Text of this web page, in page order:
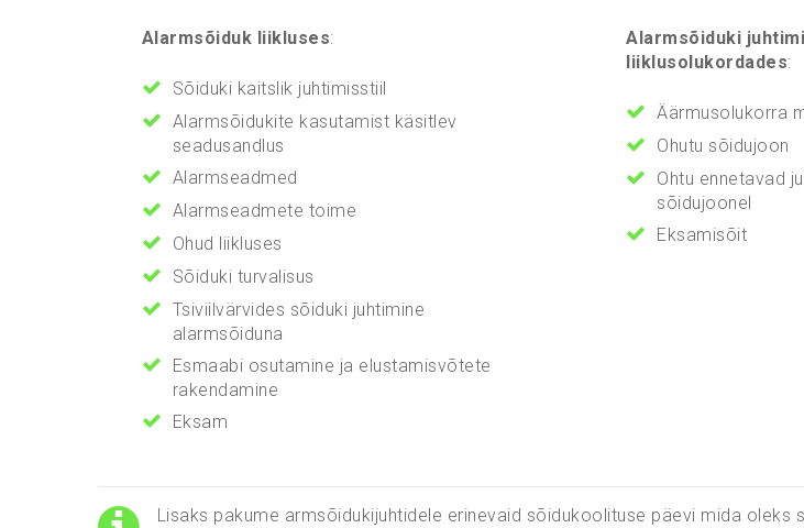
Alarmsõiduk liikluses:
Sõiduki kaitslik juhtimisstiil
Alarmsõidukite kasutamist käsitlev
seadusandlus
Alarmseadmed
Alarmseadmete toime
Ohud liikluses
Sõiduki turvalisus
Tsiviilvärvides sõiduki juhtimine
alarmsõiduna
Esmaabi osutamine ja elustamisvõtete
rakendamine
Eksam
Alarmsõiduki
liiklusolukordades:
Äärmusolukorra
Ohutu sõidujoon
Ohtu ennetavad
sõidujoonel
Eksamisõit
Lisaks pakume armsõidukijuhtidele erinevaid sõidukoolituse päevi mida oleks